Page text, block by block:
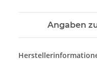
Angaben